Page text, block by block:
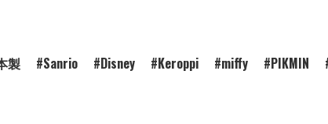
製 Sanrio Disney Keroppi miffy PIKMIN